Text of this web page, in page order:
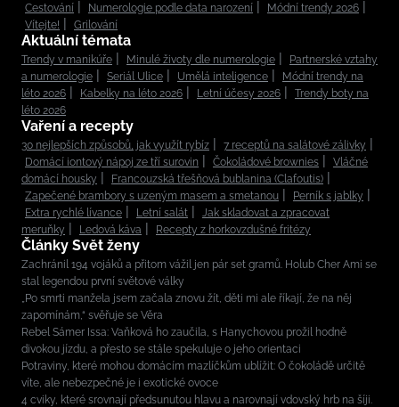
Cestování
Numerologie podle data narození
Módní trendy 2026
Vítejte!
Grilování
Aktuální témata
Trendy v manikúře Minulé životy dle numerologie
Partnerské vztahy
a numerologie
Seriál Ulice Umělá inteligence
Módní trendy na
léto 2026
Kabelky na léto 2026 Letní účesy 2026
Trendy boty na
léto 2026
Vaření a recepty
30 nejlepších způsobů, jak využít rybíz
7 receptů na salátové zálivky
Domácí iontový nápoj ze tří surovin
Čokoládové brownies
Vláčné
domácí housky
Francouzská třešňová bublanina (Clafoutis)
Zapečené brambory s uzeným masem a smetanou
Perník s jablky
Extra rychlé lívance
Letní salát
Jak skladovat a zpracovat
meruňky
Ledová káva Recepty z horkovzdušné fritézy
Články Svět ženy
Zachránil 194 vojáků a přitom vážil jen pár set gramů. Holub Cher Ami se
stal legendou první světové války
„Po smrti manžela jsem začala znovu žít, děti mi ale říkají, že na něj
zapomínám,“ svěřuje se Věra
Rebel Sámer Issa: Vaňková ho zaučila, s Hanychovou prožil hodně
divokou jízdu, a přesto se stále spekuluje o jeho orientaci
Potraviny, které mohou domácím mazlíčkům ublížit: O čokoládě určitě
víte, ale nebezpečné je i exotické ovoce
4 cviky, které srovnají předsunutou hlavu a narovnají vdovský hrb na šíji.